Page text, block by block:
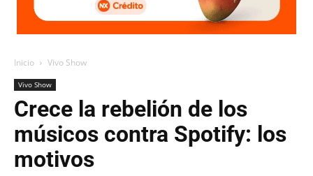
Inicio Vivo Show
Vivo Show
Crece la rebelión de los
músicos contra Spotify: los
motivos